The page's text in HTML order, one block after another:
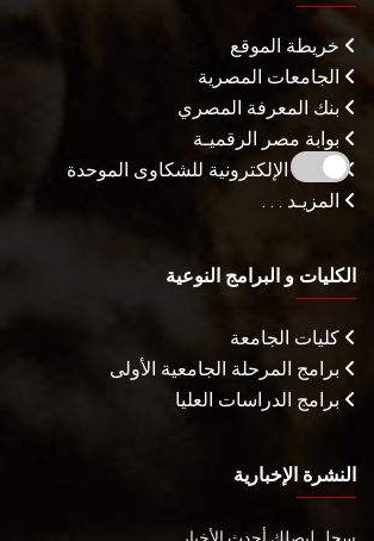
خريطة الموقع
الجامعات المصرية
بنك المعرفة المصري
بوابة مصر الرقميـة
البوابة الإلكترونية للشكاوى الموحدة
المزيـد . . .
الكليات و البرامج النوعية
كليات الجامعة
برامج المرحلة الجامعية الأولى
برامج الدراسات العليا
النشرة الإخبارية
سجل ليصلك أحدث الأخبار